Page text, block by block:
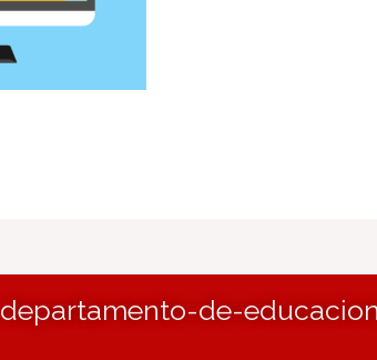
departamento-de-educacion